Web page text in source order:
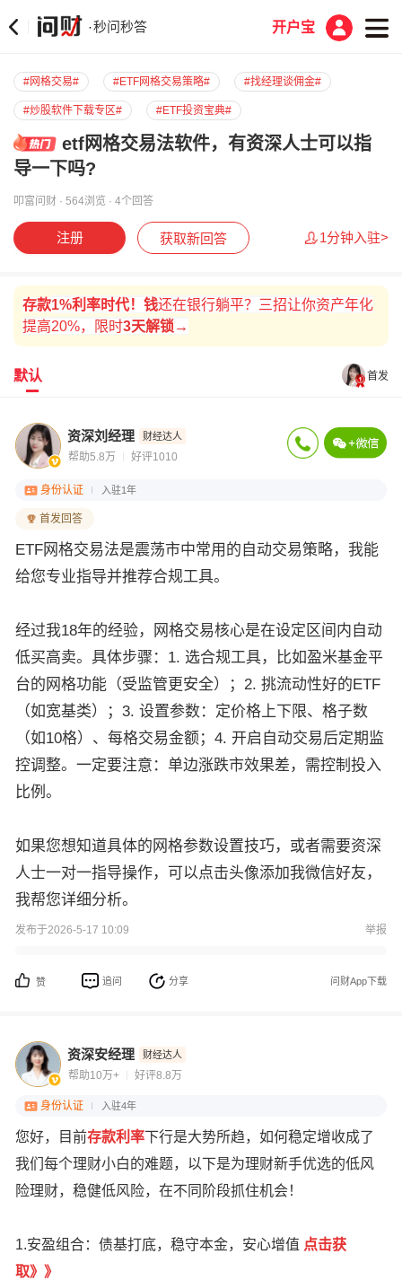
·秒问秒答 开户宝
#网格交易# #ETF网格交易策略# #找经理谈佣金#
#炒股软件下载专区# #ETF投资宝典#
etf网格交易法软件，有资深人士可以指
导一下吗?
叩富问财 · 564浏览 · 4个回答
注册 获取新回答 1分钟入驻>
存款1%利率时代！ 钱还在银行躺平？三招让你资产年化
提高20%， 限时3天解锁→
默认 首发
资深刘经理 财经达人
帮助5.8万 好评1010
身份认证 入驻1年
首发回答
ETF网格交易法是震荡市中常用的自动交易策略，我能
给您专业指导并推荐合规工具。
经过我18年的经验，网格交易核心是在设定区间内自动
低买高卖。具体步骤：1. 选合规工具，比如盈米基金平
台的网格功能（受监管更安全）；2. 挑流动性好的ETF
（如宽基类）；3. 设置参数：定价格上下限、格子数
（如10格）、每格交易金额；4. 开启自动交易后定期监
控调整。一定要注意：单边涨跌市效果差，需控制投入
比例。
如果您想知道具体的网格参数设置技巧，或者需要资深
人士一对一指导操作，可以点击头像添加我微信好友，
我帮您详细分析。
发布于2026-5-17 10:09 举报
赞 追问 分享 问财App下载
资深安经理 财经达人
帮助10万+ 好评8.8万
身份认证 入驻4年
您好，目前存款利率下行是大势所趋，如何稳定增收成了
我们每个理财小白的难题，以下是为理财新手优选的低风
险理财，稳健低风险，在不同阶段抓住机会！
1.安盈组合：债基打底，稳守本金，安心增值 点击获
取》 》